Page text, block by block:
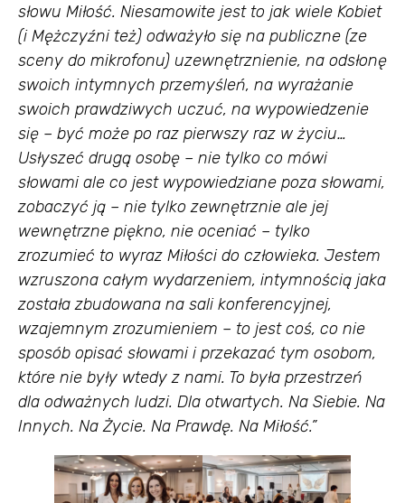
słowu Miłość. Niesamowite jest to jak wiele Kobiet
(i Mężczyźni też) odważyło się na publiczne (ze
sceny do mikrofonu) uzewnętrznienie, na odsłonę
swoich intymnych przemyśleń, na wyrażanie
swoich prawdziwych uczuć, na wypowiedzenie
się – być może po raz pierwszy raz w życiu…
Usłyszeć drugą osobę – nie tylko co mówi
słowami ale co jest wypowiedziane poza słowami,
zobaczyć ją – nie tylko zewnętrznie ale jej
wewnętrzne piękno, nie oceniać – tylko
zrozumieć to wyraz Miłości do człowieka. Jestem
wzruszona całym wydarzeniem, intymnością jaka
została zbudowana na sali konferencyjnej,
wzajemnym zrozumieniem – to jest coś, co nie
sposób opisać słowami i przekazać tym osobom,
które nie były wtedy z nami. To była przestrzeń
dla odważnych ludzi. Dla otwartych. Na Siebie. Na
Innych. Na Życie. Na Prawdę. Na Miłość.”